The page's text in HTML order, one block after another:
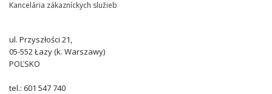
Kancelária zákazníckych služieb
ul. Przyszłości 21,
05-552 Łazy (k. Warszawy)
POĽSKO
tel.: 601 547 740